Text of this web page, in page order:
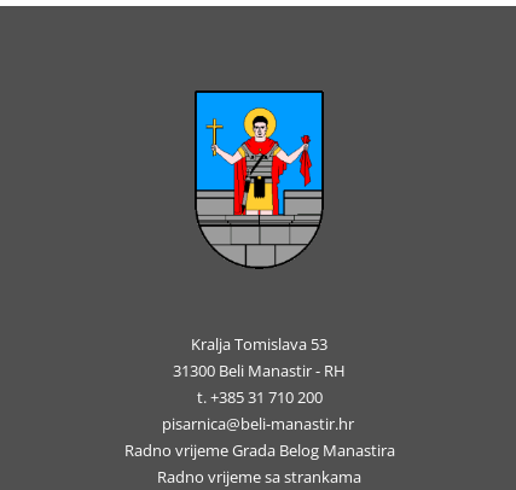
Kralja Tomislava 53
31300 Beli Manastir - RH
t. +385 31 710 200
pisarnica@beli-manastir.hr
Radno vrijeme Grada Belog Manastira
Radno vrijeme sa strankama